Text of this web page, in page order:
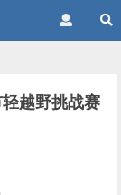
越野挑战赛